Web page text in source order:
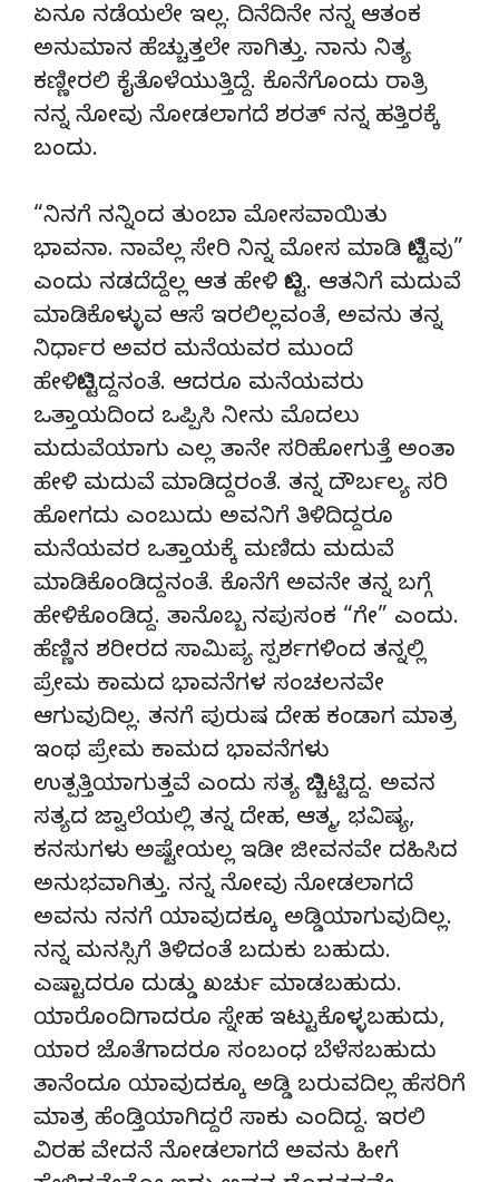
ಏನೂ ನಡೆಯಲೇ ಇಲ್ಲ. ದಿನೆದಿನೇ ನನ್ನ ಆತಂಕ
ಅನುಮಾನ ಹೆಚ್ಚುತ್ತಲೇ ಸಾಗಿತ್ತು. ನಾನು ನಿತ್ಯ
ಕಣ್ಣೀರಲಿ ಕೈತೊಳೆಯುತ್ತಿದ್ದೆ. ಕೊನೆಗೊಂದು ರಾತ್ರಿ
ನನ್ನ ನೋವು ನೋಡಲಾಗದೆ ಶರತ್ ನನ್ನ ಹತ್ತಿರಕ್ಕೆ
ಬಂದು.
“ನಿನಗೆ ನನ್ನಿಂದ ತುಂಬಾ ಮೋಸವಾಯಿತು
ಭಾವನಾ. ನಾವೆಲ್ಲ ಸೇರಿ ನಿನ್ನ ಮೋಸ ಮಾಡಿ ಬಿಟ್ಟೆವು”
ಎಂದು ನಡದೆದ್ದೆಲ್ಲ ಆತ ಹೇಳಿ ಬಿಟ್ಟ. ಆತನಿಗೆ ಮದುವೆ
ಮಾಡಿಕೊಳ್ಳುವ ಆಸೆ‌ ಇರಲಿಲ್ಲವಂತೆ, ಅವನು ತನ್ನ
ನಿರ್ಧಾರ ಅವರ ಮನೆಯವರ ಮುಂದೆ
ಹೇಳಿಬಿಟ್ಟಿದ್ದನಂತೆ. ಆದರೂ ಮನೆಯವರು
ಒತ್ತಾಯದಿಂದ ಒಪ್ಪಿಸಿ ನೀನು ಮೊದಲು
ಮದುವೆಯಾಗು ಎಲ್ಲ ತಾನೇ ಸರಿಹೋಗುತ್ತೆ ಅಂತಾ
ಹೇಳಿ ಮದುವೆ ಮಾಡಿದ್ದರಂತೆ. ತನ್ನ ದೌರ್ಬಲ್ಯ ಸರಿ
ಹೋಗದು ಎಂಬುದು ಅವನಿಗೆ ತಿಳಿದಿದ್ದರೂ
ಮನೆಯವರ ಒತ್ತಾಯಕ್ಕೆ ಮಣಿದು ಮದುವೆ
ಮಾಡಿಕೊಂಡಿದ್ದನಂತೆ. ಕೊನೆಗೆ ಅವನೇ ತನ್ನ ಬಗ್ಗೆ
ಹೇಳಿಕೊಂಡಿದ್ದ. ತಾನೊಬ್ಬ ನಪುಸಂಕ “ಗೇ” ಎಂದು.
ಹೆಣ್ಣಿನ ಶರೀರದ ಸಾಮಿಪ್ಯ ಸ್ಪರ್ಶಗಳಿಂದ ತನ್ನಲ್ಲಿ
ಪ್ರೇಮ ಕಾಮದ ಭಾವನೆಗಳ ಸಂಚಲನವೇ
ಆಗುವುದಿಲ್ಲ. ತನಗೆ ಪುರುಷ ದೇಹ ಕಂಡಾಗ ಮಾತ್ರ
ಇಂಥ ಪ್ರೇಮ ಕಾಮದ ಭಾವನೆಗಳು
ಉತ್ಪತ್ತಿಯಾಗುತ್ತವೆ ಎಂದು ಸತ್ಯ ಬಿಚ್ಚಿಟ್ಟಿದ್ದ. ಅವನ
ಸತ್ಯದ ಜ್ವಾಲೆಯಲ್ಲಿ ತನ್ನ ದೇಹ, ಆತ್ಮ, ಭವಿಷ್ಯ,
ಕನಸುಗಳು ಅಷ್ಟೇಯಲ್ಲ ಇಡೀ ಜೀವನವೇ ದಹಿಸಿದ
ಅನುಭವಾಗಿತ್ತು. ನನ್ನ ನೋವು ನೋಡಲಾಗದೆ
ಅವನು ನನಗೆ ಯಾವುದಕ್ಕೂ ಅಡ್ಡಿಯಾಗುವುದಿಲ್ಲ.
ನನ್ನ ಮನಸ್ಸಿಗೆ ತಿಳಿದಂತೆ ಬದುಕು ಬಹುದು.
ಎಷ್ಟಾದರೂ ದುಡ್ಡು ಖರ್ಚು ಮಾಡಬಹುದು.
ಯಾರೊಂದಿಗಾದರೂ ಸ್ನೇಹ ಇಟ್ಟುಕೊಳ್ಳಬಹುದು,
ಯಾರ ಜೊತೆಗಾದರೂ ಸಂಬಂಧ ಬೆಳೆಸಬಹುದು
ತಾನೆಂದೂ ಯಾವುದಕ್ಕೂ ಅಡ್ಡಿ ಬರುವದಿಲ್ಲ ಹೆಸರಿಗೆ
ಮಾತ್ರ ಹೆಂಡ್ತಿಯಾಗಿದ್ದರೆ ಸಾಕು ಎಂದಿದ್ದ. ಇರಲಿ
ವಿರಹ ವೇದನೆ ನೋಡಲಾಗದೆ ಅವನು ಹೀಗೆ